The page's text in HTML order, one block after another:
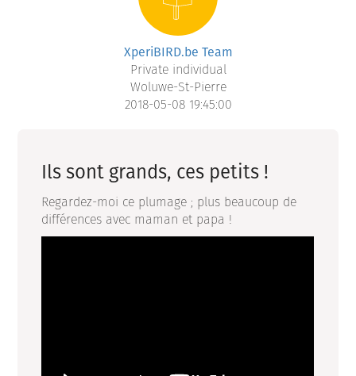
XperiBIRD.be Team
Private individual
Woluwe-St-Pierre
2018-05-08 19:45:00
Ils sont grands, ces petits !
Regardez-moi ce plumage ; plus beaucoup de
différences avec maman et papa !